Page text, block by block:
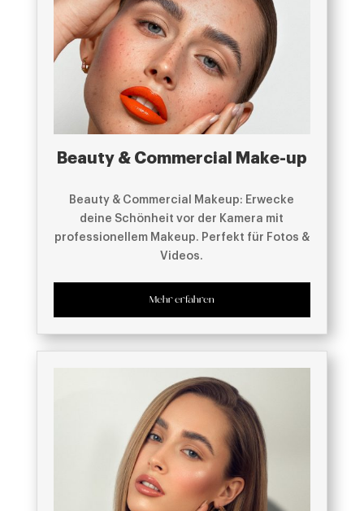
Beauty & Commercial Make-up
Beauty & Commercial Makeup: Erwecke
deine Schönheit vor der Kamera mit
professionellem Makeup. Perfekt für Fotos &
Videos.
Mehr erfahren